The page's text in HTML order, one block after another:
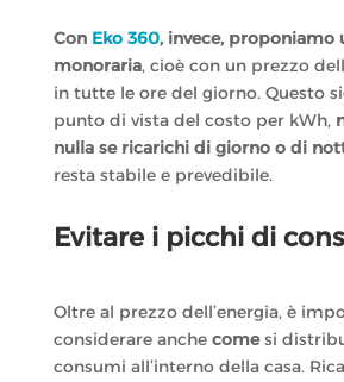
Con Eko 360, invece, proponiamo
monoraria, cioè con un prezzo
in tutte le ore del giorno. Questo
punto di vista del costo per kWh,
nulla se ricarichi di giorno o di
resta stabile e prevedibile.
Evitare i picchi di
Oltre al prezzo dell’energia, è
considerare anche comesi
consumi all’interno della casa.